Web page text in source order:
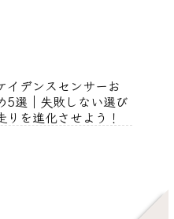
イデンスセンサーお
5選｜失敗しない選び
りを進化させよう！